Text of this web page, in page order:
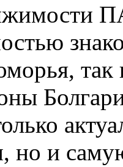
так
но и